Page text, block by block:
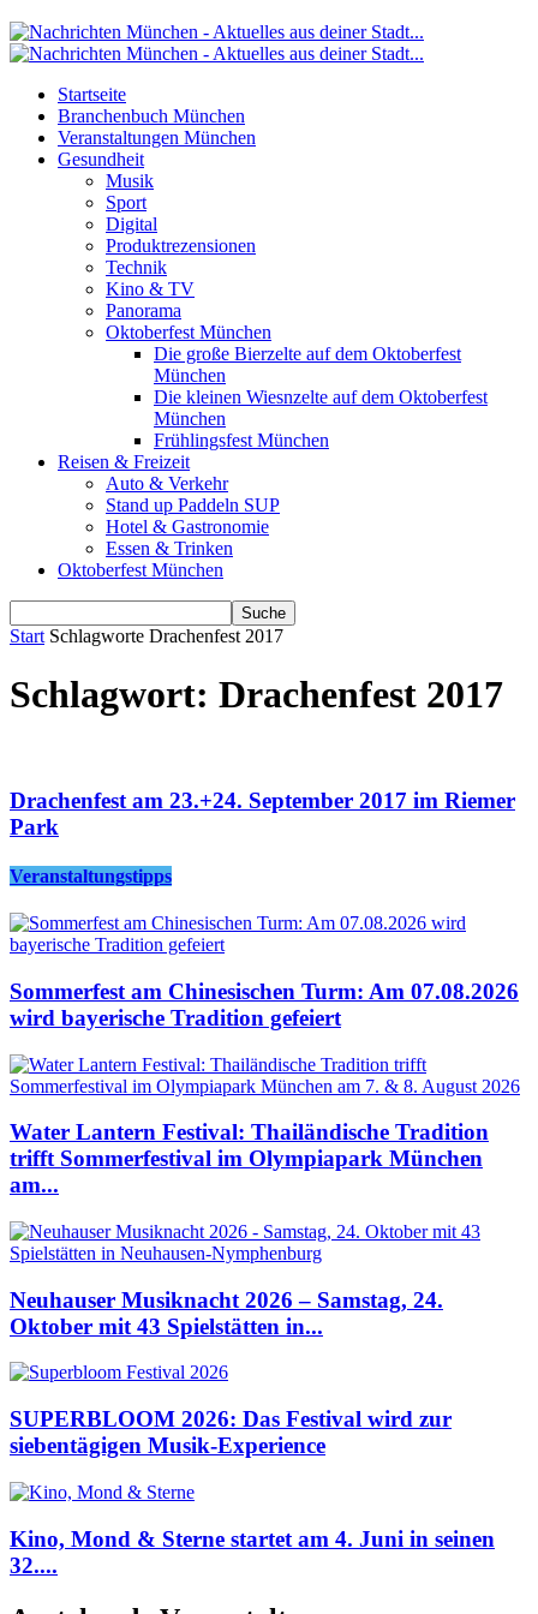
Startseite
Branchenbuch München
Veranstaltungen München
Gesundheit
Musik
Sport
Digital
Produktrezensionen
Technik
Kino & TV
Panorama
Oktoberfest München
Die große Bierzelte auf dem Oktoberfest
München
Die kleinen Wiesnzelte auf dem Oktoberfest
München
Frühlingsfest München
Reisen & Freizeit
Auto & Verkehr
Stand up Paddeln SUP
Hotel & Gastronomie
Essen & Trinken
Oktoberfest München
Start Schlagworte Drachenfest 2017
Schlagwort: Drachenfest 2017
Drachenfest am 23.+24. September 2017 im Riemer
Park
Veranstaltungstipps
Sommerfest am Chinesischen Turm: Am 07.08.2026
wird bayerische Tradition gefeiert
Water Lantern Festival: Thailändische Tradition
trifft Sommerfestival im Olympiapark München
am...
Neuhauser Musiknacht 2026 – Samstag, 24.
Oktober mit 43 Spielstätten in...
SUPERBLOOM 2026: Das Festival wird zur
siebentägigen Musik-Experience
Kino, Mond & Sterne startet am 4. Juni in seinen
32....